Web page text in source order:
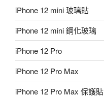
iPhone 12 mini 玻璃貼
iPhone 12 mini 鋼化玻璃
iPhone 12 Pro
iPhone 12 Pro Max
iPhone 12 Pro Max 保護貼